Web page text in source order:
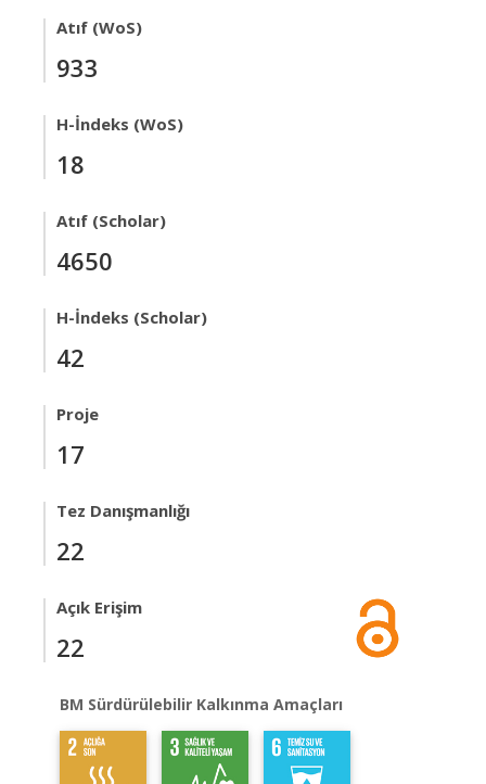
Atıf (WoS)
933
H-İndeks (WoS)
18
Atıf (Scholar)
4650
H-İndeks (Scholar)
42
Proje
17
Tez Danışmanlığı
22
Açık Erişim
22
BM Sürdürülebilir Kalkınma Amaçları